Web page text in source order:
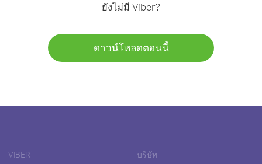
ยังไม่มี Viber?
ดาวน์โหลดตอนนี้
VIBER บริษัท